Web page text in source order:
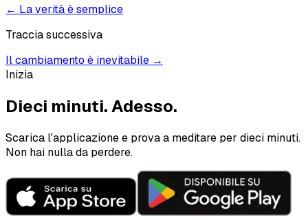
← La verità è semplice
Traccia successiva
Il cambiamento è inevitabile →
Inizia
Dieci minuti.Adesso.
Scarica l'applicazione e prova a meditare per dieci minuti.
Non hai nulla da perdere.